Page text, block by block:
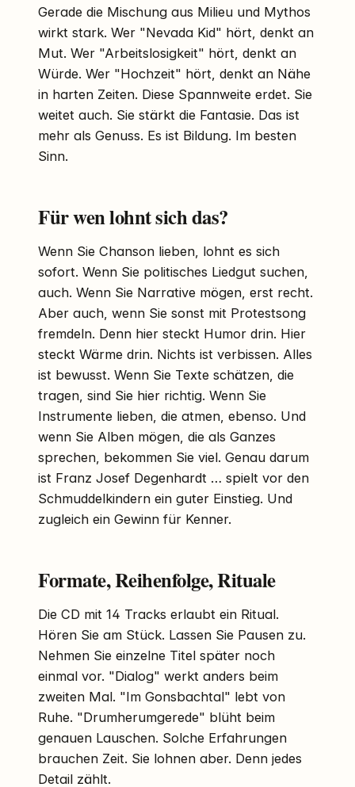
Gerade die Mischung aus Milieu und Mythos
wirkt stark. Wer "Nevada Kid" hört, denkt an
Mut. Wer "Arbeitslosigkeit" hört, denkt an
Würde. Wer "Hochzeit" hört, denkt an Nähe
in harten Zeiten. Diese Spannweite erdet. Sie
weitet auch. Sie stärkt die Fantasie. Das ist
mehr als Genuss. Es ist Bildung. Im besten
Sinn.
Für wen lohnt sich das?
Wenn Sie Chanson lieben, lohnt es sich
sofort. Wenn Sie politisches Liedgut suchen,
auch. Wenn Sie Narrative mögen, erst recht.
Aber auch, wenn Sie sonst mit Protestsong
fremdeln. Denn hier steckt Humor drin. Hier
steckt Wärme drin. Nichts ist verbissen. Alles
ist bewusst. Wenn Sie Texte schätzen, die
tragen, sind Sie hier richtig. Wenn Sie
Instrumente lieben, die atmen, ebenso. Und
wenn Sie Alben mögen, die als Ganzes
sprechen, bekommen Sie viel. Genau darum
ist Franz Josef Degenhardt … spielt vor den
Schmuddelkindern ein guter Einstieg. Und
zugleich ein Gewinn für Kenner.
Formate, Reihenfolge, Rituale
Die CD mit 14 Tracks erlaubt ein Ritual.
Hören Sie am Stück. Lassen Sie Pausen zu.
Nehmen Sie einzelne Titel später noch
einmal vor. "Dialog" werkt anders beim
zweiten Mal. "Im Gonsbachtal" lebt von
Ruhe. "Drumherumgerede" blüht beim
genauen Lauschen. Solche Erfahrungen
brauchen Zeit. Sie lohnen aber. Denn jedes
Detail zählt.